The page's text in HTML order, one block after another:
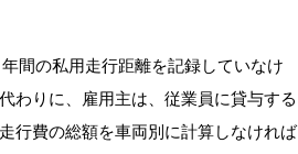
間の私用走行距離を記録していなけ
わりに、雇用主は、従業員に貸与する
行費の総額を車両別に計算しなければ